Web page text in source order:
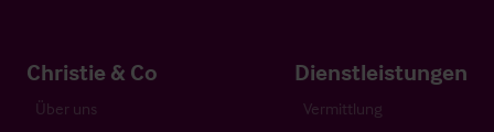
Christie & Co
Über uns
Dienstleistungen
Vermittlung